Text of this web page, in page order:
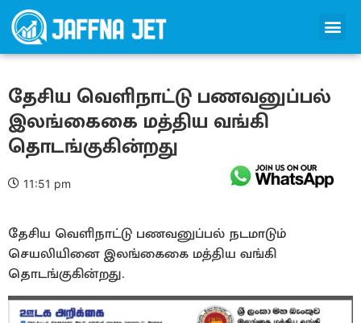
தேசிய வெளிநாட்டு பணவனுப்பல்
இலங்கைகை மத்திய வங்கி
தொடங்குகின்றது
11:51 pm
தேசிய வெளிநாட்டு பணவனுப்பல் நடமாடும்
செயலியினை இலங்கைகை மத்திய வங்கி
தொடங்குகின்றது.